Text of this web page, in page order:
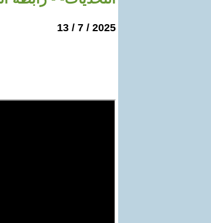
2025 / 7 / 13